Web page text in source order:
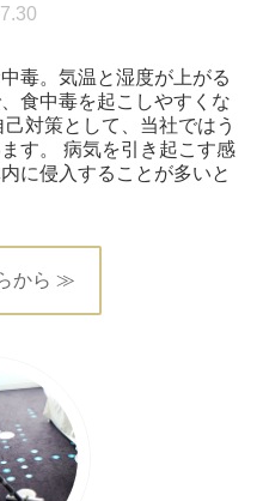
毒。気温と湿度が上がる
食中毒を起こしやすくな
対策として、当社ではう
す。 病気を引き起こす感
に侵入することが多いと
から ≫